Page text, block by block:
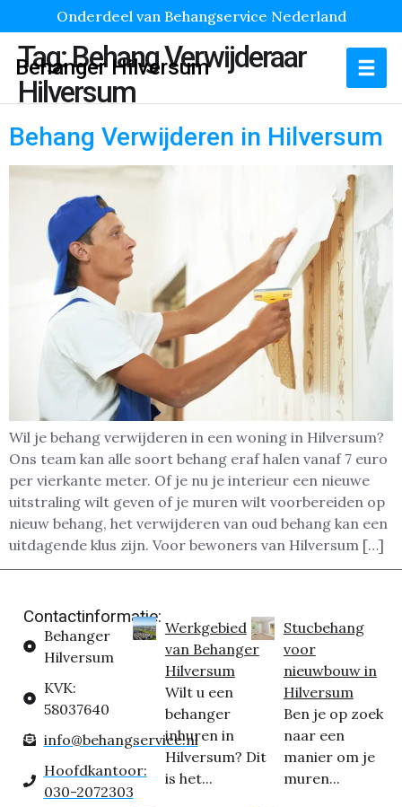
Onderdeel van Behangservice Nederland
Behanger Hilversum
Tag:Behang Verwijderaar
Hilversum
Behang Verwijderen in Hilversum
Wil je behang verwijderen in een woning in Hilversum?
Ons team kan alle soort behang eraf halen vanaf 7 euro
per vierkante meter. Of je nu je interieur een nieuwe
uitstraling wilt geven of je muren wilt voorbereiden op
nieuw behang, het verwijderen van oud behang kan een
uitdagende klus zijn. Voor bewoners van Hilversum […]
Contactinformatie:
Behanger
Hilversum
KVK:
58037640
info@behangservice.nl
Hoofdkantoor:
030-2072303
Werkgebied
van Behanger
Hilversum
Wilt u een
behanger
inhuren in
Hilversum? Dit
is het...
Stucbehang
voor
nieuwbouw in
Hilversum
Ben je op zoek
naar een
manier om je
muren...